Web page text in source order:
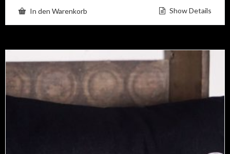
In den Warenkorb Show Details